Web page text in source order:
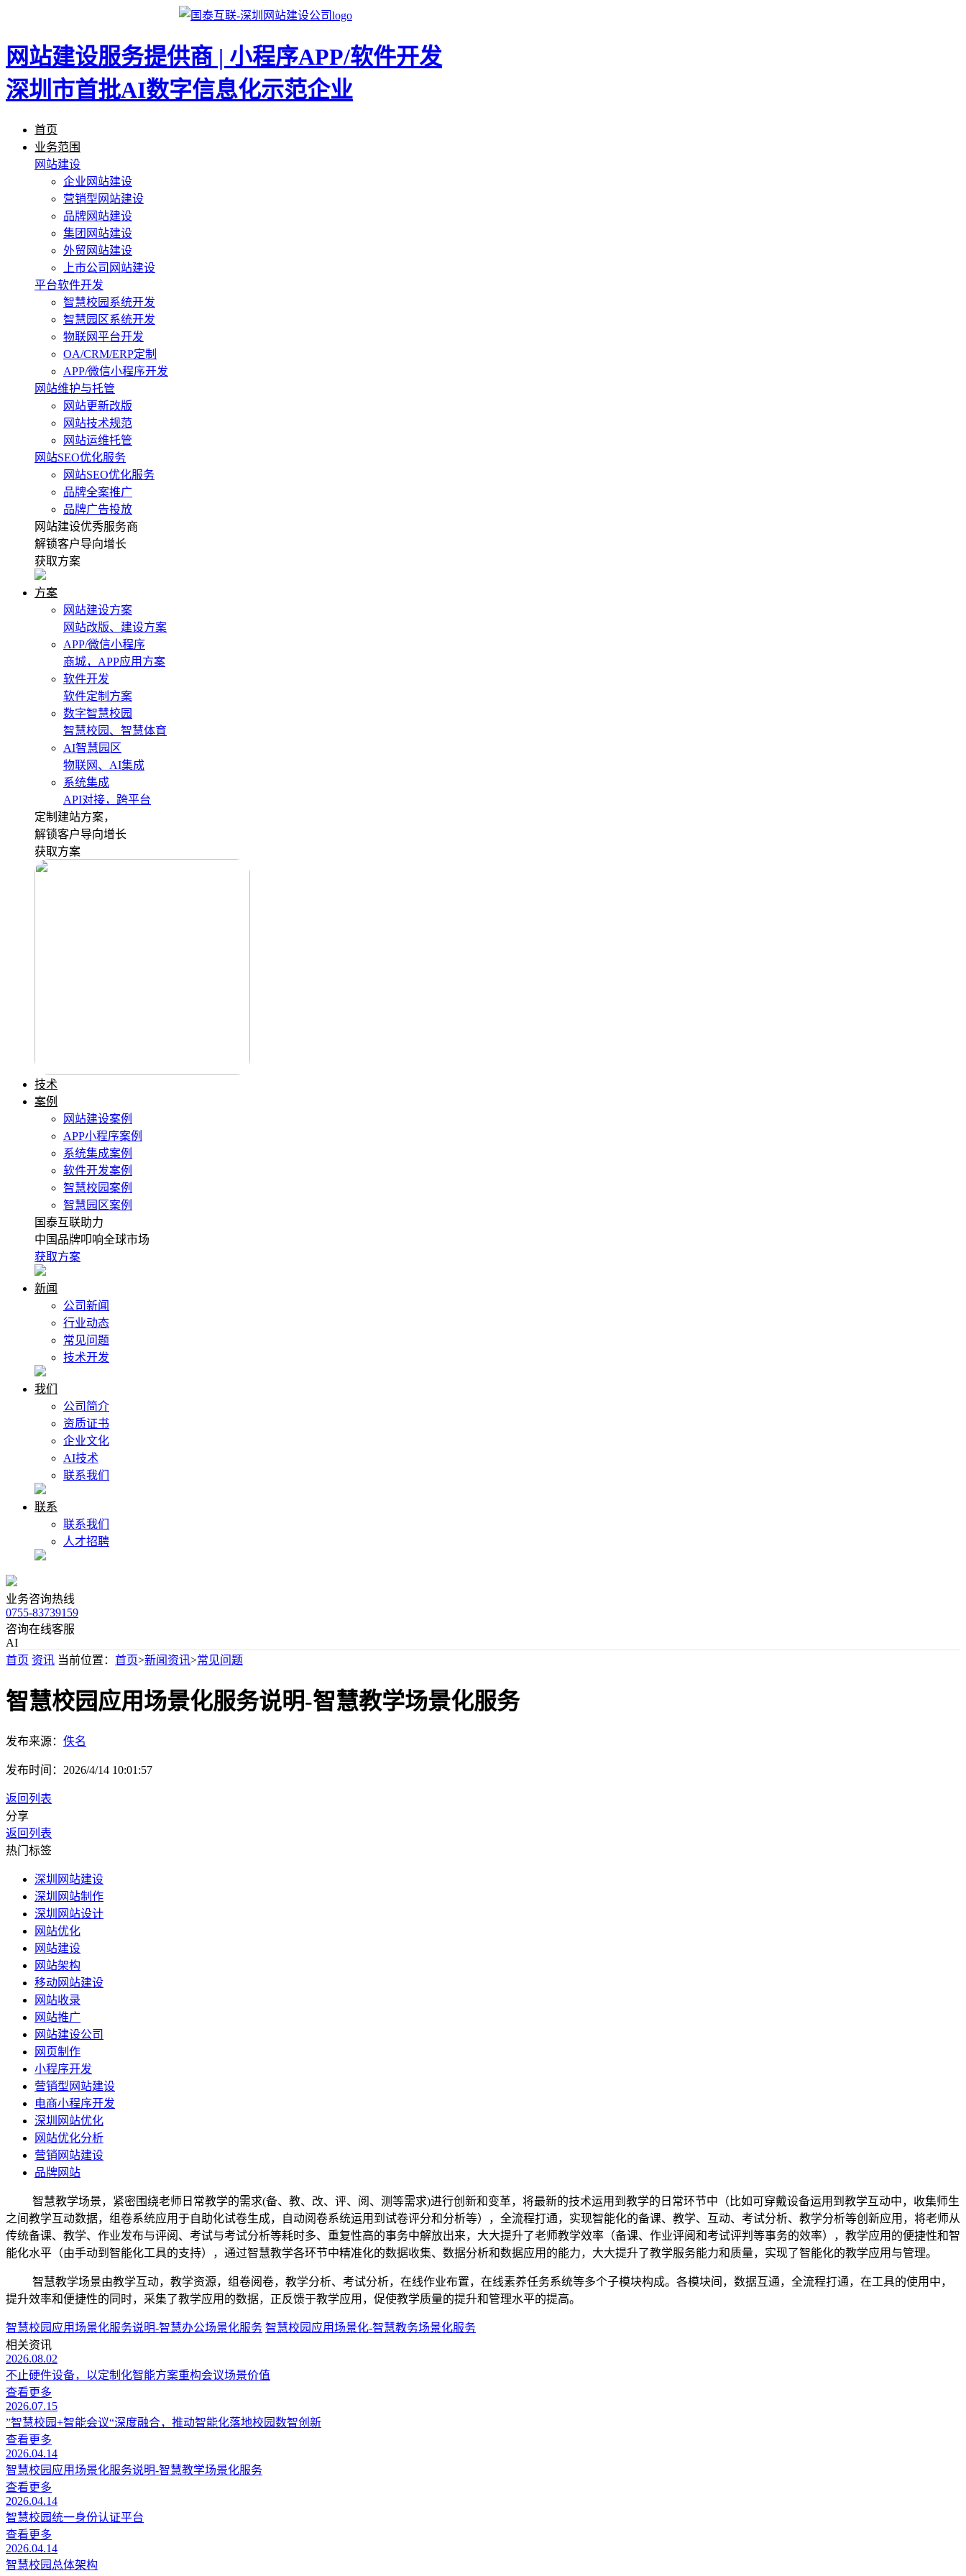
网站建设服务提供商 | 小程序APP/软件开发
深圳市首批AI数字信息化示范企业
首页
业务范围
网站建设
企业网站建设
营销型网站建设
品牌网站建设
集团网站建设
外贸网站建设
上市公司网站建设
平台软件开发
智慧校园系统开发
智慧园区系统开发
物联网平台开发
OA/CRM/ERP定制
APP/微信小程序开发
网站维护与托管
网站更新改版
网站技术规范
网站运维托管
网站SEO优化服务
网站SEO优化服务
品牌全案推广
品牌广告投放
网站建设优秀服务商
解锁客户导向增长
获取方案
方案
网站建设方案
网站改版、建设方案
APP/微信小程序
商城，APP应用方案
软件开发
软件定制方案
数字智慧校园
智慧校园、智慧体育
AI智慧园区
物联网、AI集成
系统集成
API对接，跨平台
定制建站方案，
解锁客户导向增长
获取方案
技术
案例
网站建设案例
APP小程序案例
系统集成案例
软件开发案例
智慧校园案例
智慧园区案例
国泰互联助力
中国品牌叩响全球市场
获取方案
新闻
公司新闻
行业动态
常见问题
技术开发
我们
公司简介
资质证书
企业文化
AI技术
联系我们
联系
联系我们
人才招聘
业务咨询热线
0755-83739159
咨询在线客服
AI
首页 资讯 当前位置： 首页>新闻资讯>常见问题
智慧校园应用场景化服务说明-智慧教学场景化服务
发布来源： 佚名
发布时间： 2026/4/14 10:01:57
返回列表
分享
返回列表
热门标签
深圳网站建设
深圳网站制作
深圳网站设计
网站优化
网站建设
网站架构
移动网站建设
网站收录
网站推广
网站建设公司
网页制作
小程序开发
营销型网站建设
电商小程序开发
深圳网站优化
网站优化分析
营销网站建设
品牌网站
智慧教学场景，紧密围绕老师日常教学的需求(备、教、改、评、阅、测等需求)进行创新和变革，将最新的技术运用到教学的日常环节中（比如可穿戴设备运用到教学互动中，收集师生
之间教学互动数据，组卷系统应用于自助化试卷生成，自动阅卷系统运用到试卷评分和分析等），全流程打通，实现智能化的备课、教学、互动、考试分析、教学分析等创新应用，将老师从
传统备课、教学、作业发布与评阅、考试与考试分析等耗时多、重复性高的事务中解放出来，大大提升了老师教学效率（备课、作业评阅和考试评判等事务的效率），教学应用的便捷性和智
能化水平（由手动到智能化工具的支持），通过智慧教学各环节中精准化的数据收集、数据分析和数据应用的能力，大大提升了教学服务能力和质量，实现了智能化的教学应用与管理。
智慧教学场景由教学互动，教学资源，组卷阅卷，教学分析、考试分析，在线作业布置，在线素养任务系统等多个子模块构成。各模块间，数据互通，全流程打通，在工具的使用中，
提升效率和便捷性的同时，采集了教学应用的数据，正反馈于教学应用，促使教学质量的提升和管理水平的提高。
智慧校园应用场景化服务说明-智慧办公场景化服务 智慧校园应用场景化-智慧教务场景化服务
相关资讯
2026.08.02
不止硬件设备，以定制化智能方案重构会议场景价值
查看更多
2026.07.15
”智慧校园+智能会议“深度融合，推动智能化落地校园数智创新
查看更多
2026.04.14
智慧校园应用场景化服务说明-智慧教学场景化服务
查看更多
2026.04.14
智慧校园统一身份认证平台
查看更多
2026.04.14
智慧校园总体架构